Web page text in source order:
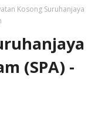
Kosong Suruhanjaya
(SPA) -